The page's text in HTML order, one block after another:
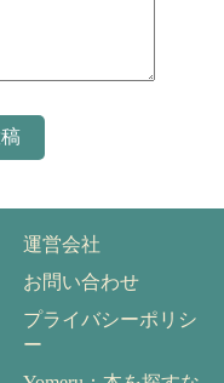
運営会社
お問い合わせ
プライバシーポリシ
ー